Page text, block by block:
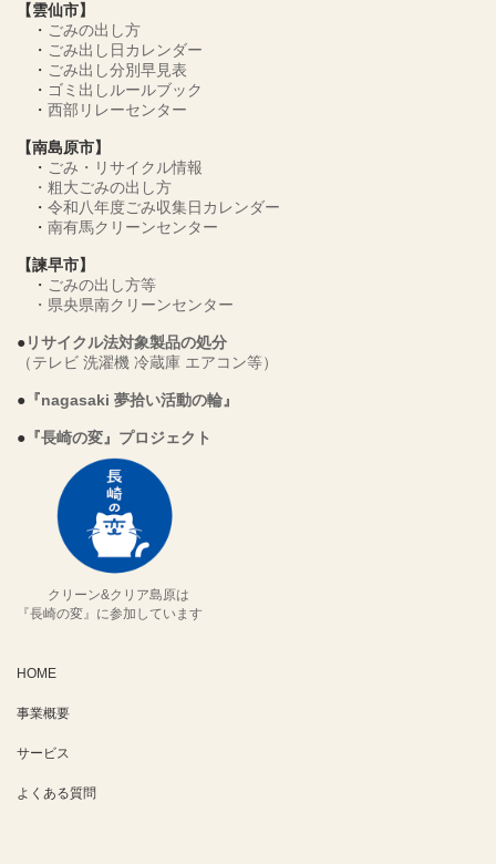
【雲仙市】
・ ごみの出し方
・ ごみ出し日カレンダー
・ ごみ出し分別早見表
・ ゴミ出しルールブック
・ 西部リレーセンター
【南島原市】
・ ごみ・リサイクル情報
・ 粗大ごみの出し方
・ 令和八年度ごみ収集日カレンダー
・ 南有馬クリーンセンター
【諫早市】
・ ごみの出し方等
・ 県央県南クリーンセンター
●リサイクル法対象製品の処分
（テレビ 洗濯機 冷蔵庫 エアコン等）
● 『nagasaki 夢拾い活動の輪』
● 『長崎の変』プロジェクト
クリーン&クリア島原は
『長崎の変』に参加しています
HOME
事業概要
サービス
よくある質問